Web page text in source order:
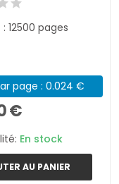
12500 pages
page : 0.024 €
€
En stock
AU PANIER